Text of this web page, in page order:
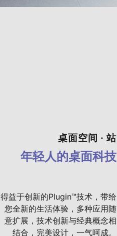
桌面空间 · 站
年轻人的桌面科技
得益于创新的Plugin™技术，带给
您全新的生活体验，多种应用随
意扩展，技术创新与经典概念相
结合，完美设计，一气呵成。